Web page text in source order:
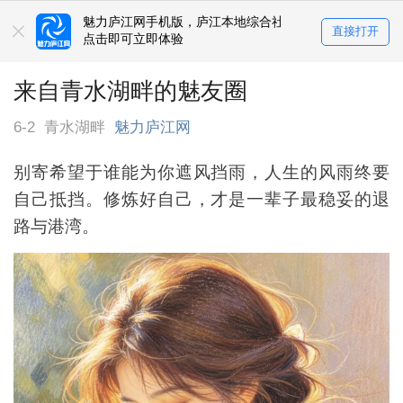
魅力庐江网手机版，庐江本地综合社区
点击即可立即体验
直接打开
来自青水湖畔的魅友圈
6-2 青水湖畔 魅力庐江网
别寄希望于谁能为你遮风挡雨，人生的风雨终要
自己抵挡。修炼好自己，才是一辈子最稳妥的退
路与港湾。